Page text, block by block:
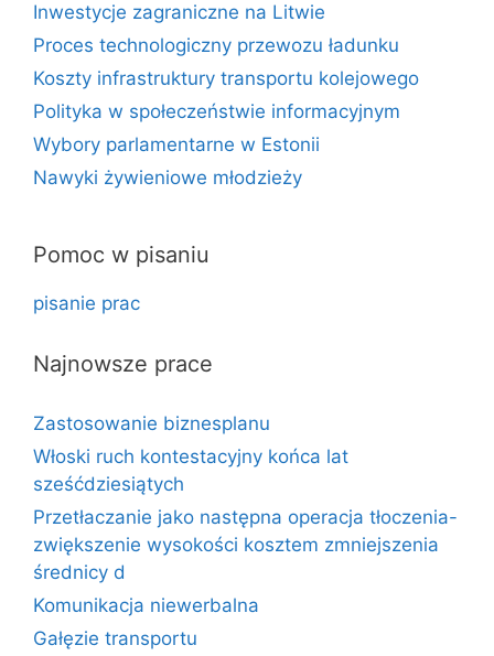
Inwestycje zagraniczne na Litwie
Proces technologiczny przewozu ładunku
Koszty infrastruktury transportu kolejowego
Polityka w społeczeństwie informacyjnym
Wybory parlamentarne w Estonii
Nawyki żywieniowe młodzieży
Pomoc w pisaniu
pisanie prac
Najnowsze prace
Zastosowanie biznesplanu
Włoski ruch kontestacyjny końca lat
sześćdziesiątych
Przetłaczanie jako następna operacja tłoczenia-
zwiększenie wysokości kosztem zmniejszenia
średnicy d
Komunikacja niewerbalna
Gałęzie transportu